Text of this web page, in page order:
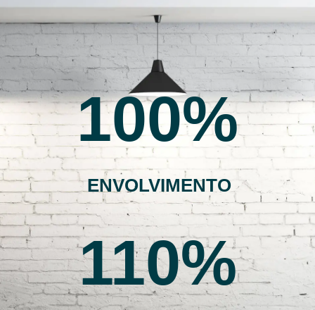
100
ENVOLVIMENTO
110